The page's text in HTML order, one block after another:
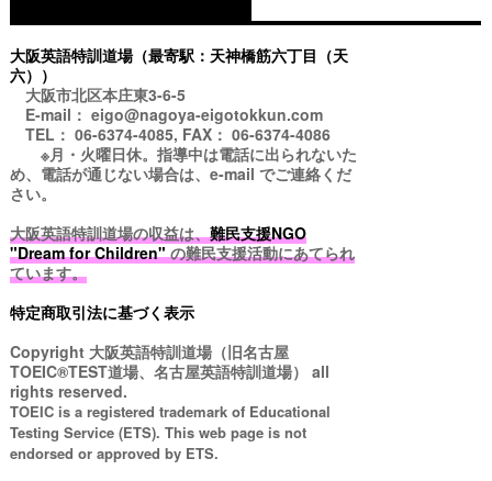
大阪英語特訓道場（最寄駅：天神橋筋六丁目（天
六））
大阪市北区本庄東3-6-5
E-mail： eigo@nagoya-eigotokkun.com
TEL： 06-6374-4085, FAX： 06-6374-4086
※月・火曜日休。指導中は電話に出られないた
め、電話が通じない場合は、e-mail でご連絡くだ
さい。
大阪英語特訓道場の収益は、難民支援NGO
"Dream for Children"の難民支援活動にあてられ
ています。
特定商取引法に基づく表示
Copyright 大阪英語特訓道場（旧名古屋
TOEIC®TEST道場、名古屋英語特訓道場） all
rights reserved.
TOEIC is a registered trademark of Educational
Testing Service (ETS). This web page is not
endorsed or approved by ETS.